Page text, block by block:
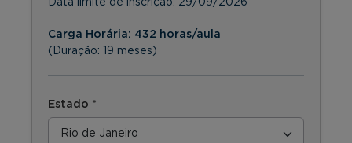
Carga Horária: 432 horas/aula
(Duração: 19 meses)
Estado *